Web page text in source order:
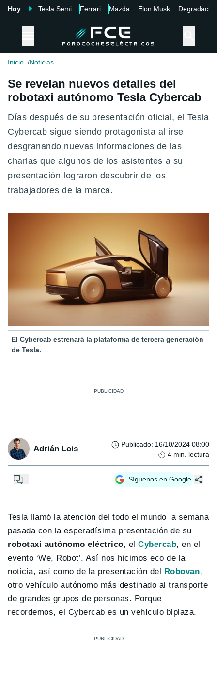
Hoy Tesla Semi Ferrari Mazda Elon Musk Degradación
Inicio Noticias
Se revelan nuevos detalles del
robotaxi autónomo Tesla Cybercab
Días después de su presentación oficial, el Tesla
Cybercab sigue siendo protagonista al irse
desgranando nuevas informaciones de las
charlas que algunos de los asistentes a su
presentación lograron descubrir de los
trabajadores de la marca.
El Cybercab estrenará la plataforma de tercera generación
de Tesla.
Adrián Lois Publicado: 16/10/2024 08:00
4 min. lectura
... Síguenos en Google
Tesla llamó la atención del todo el mundo la semana
pasada con la esperadísima presentación de su
robotaxi autónomo eléctrico, elCybercab, en el
evento ‘We, Robot’. Así nos hicimos eco de la
noticia, así como de la presentación del
Robovan,
otro vehículo autónomo más destinado al transporte
de grandes grupos de personas. Porque
recordemos, el Cybercab es un vehículo biplaza.